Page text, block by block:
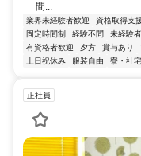
間...
業界未経験者歓迎 資格取得支
固定時間制
経験不問 未経験
有資格者歓迎
夕方 賞与あり
土日祝休み
服装自由 寮・社
正社員